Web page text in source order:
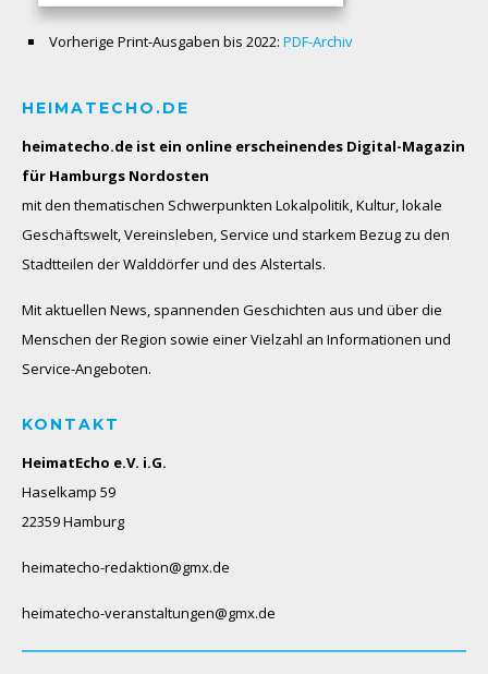
Vorherige Print-Ausgaben bis 2022: PDF-Archiv
HEIMATECHO.DE
heimatecho.de ist ein online erscheinendes Digital-Magazin
für Hamburgs Nordosten
mit den thematischen Schwerpunkten Lokalpolitik, Kultur, lokale
Geschäftswelt, Vereinsleben, Service und starkem Bezug zu den
Stadtteilen der Walddörfer und des Alstertals.
Mit aktuellen News, spannenden Geschichten aus und über die
Menschen der Region sowie einer Vielzahl an Informationen und
Service-Angeboten.
KONTAKT
HeimatEcho e.V. i.G.
Haselkamp 59
22359 Hamburg
heimatecho-redaktion@gmx.de
heimatecho-veranstaltungen@gmx.de